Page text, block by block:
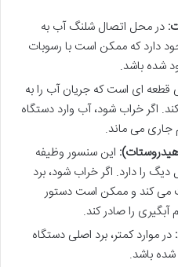
در محل اتصال شلنگ آب به
دارد که ممکن است با رسوبات
شده باشد.
قطعه ای است که جریان آب را به
اگر خراب شود، آب وارد دستگاه
جاری می ماند.
این سنسور وظیفه
را دارد. اگر خراب شود، برد
می کند و ممکن است دستور
را صادر کند.
در موارد کمتر، برد اصلی دستگاه
باشد.